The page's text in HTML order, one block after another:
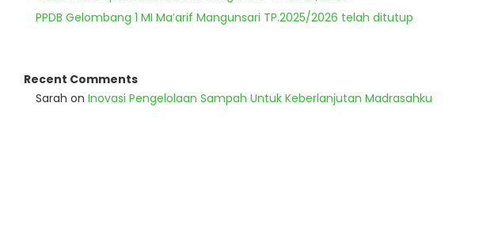
PPDB Gelombang 1 MI Ma’arif Mangunsari TP.2025/2026 telah ditutup
Recent Comments
Sarah on Inovasi Pengelolaan Sampah Untuk Keberlanjutan Madrasahku